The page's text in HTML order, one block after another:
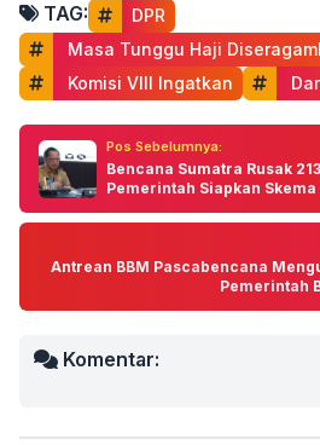
TAG:
DPR
Masa Tunggu Haji
Komisi VIII Ingatkan
Pos Sebelumnya:
Bencana Sumatra Rusak
Pemerintah Siapkan
Antrean BBM Pascabencana
Pemerintah
Komentar: